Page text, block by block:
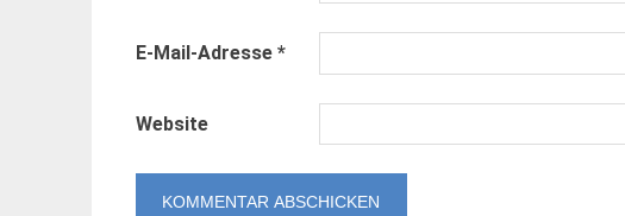
E-Mail-Adresse *
Website